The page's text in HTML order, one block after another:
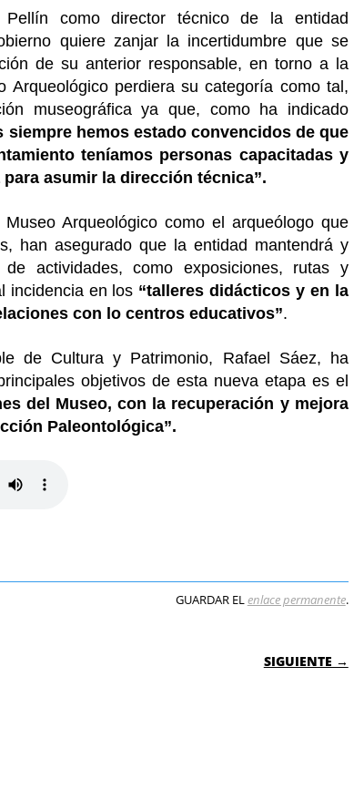
como director técnico de la entidad
quiere zanjar la incertidumbre que se
de su anterior responsable, en torno a la
Arqueológico perdiera su categoría como tal,
museográfica ya que, como ha indicado
siempre hemos estado convencidos de que
teníamos personas capacitadas y
asumir la dirección técnica”.
Arqueológico como el arqueólogo que
han asegurado que la entidad mantendrá y
actividades, como exposiciones, rutas y
incidencia en los “talleres didácticos y en la
con lo centros educativos”.
de Cultura y Patrimonio, Rafael Sáez, ha
objetivos de esta nueva etapa es el
del Museo, con la recuperación y mejora
Paleontológica”.
GUARDAR EL enlace permanente.
ENTRADAS SIGUIENTE →